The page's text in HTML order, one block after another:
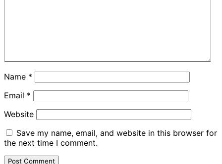
Name *
Email *
Website
Save my name, email, and website in this browser for
the next time I comment.